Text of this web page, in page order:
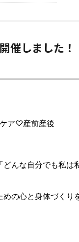
催しました！
ア♡産前産後
どんな自分でも私は
の心と身体づくり